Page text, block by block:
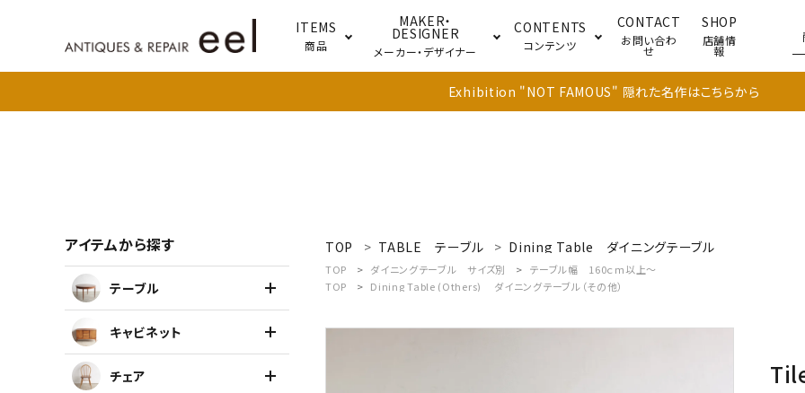
ITEMS
商品
MAKER・
DESIGNER
メーカー・デザイナー
CONTENTS
コンテンツ
CONTACT
お問い合わ
せ
SHOP
店舗情
報
Exhibition "NOT FAMOUS" 隠れた名作はこちらから
アイテムを探す
テーブル
TOP TABLE テーブル Dining Table ダイニングテーブル
TOP ダイニングテーブル サイズ別
テーブル幅 160ｃｍ以上～
TOP
Dining Table (Others) ダイニングテーブル（その他）
アイテムから探す
テーブル
キャビネット
チェア